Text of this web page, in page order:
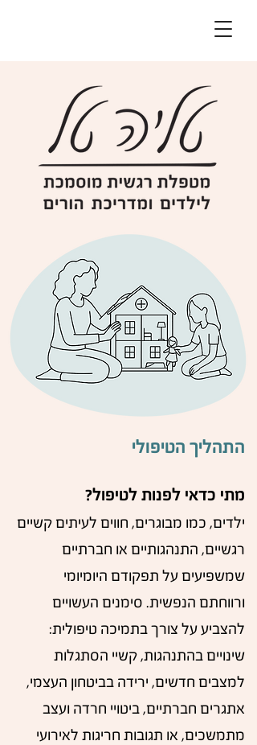
התהליך הטיפולי
מתי כדאי לפנות לטיפול?
ילדים, כמו מבוגרים, חווים לעיתים קשיים
רגשיים, התנהגותיים או חברתיים
שמשפיעים על תפקודם היומיומי
ורווחתם הנפשית. סימנים העשויים
להצביע על צורך בתמיכה טיפולית:
שינויים בהתנהגות, קשיי הסתגלות
למצבים חדשים, ירידה בביטחון העצמי,
אתגרים חברתיים, ביטויי חרדה ועצב
מתמשכים, או תגובות חריגות לאירועי